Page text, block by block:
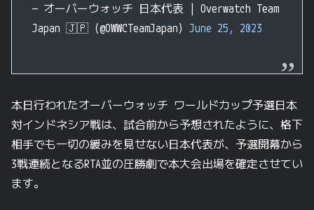
— オーバーウォッチ 日本代表 | Overwatch Team
Japan 🇯🇵 (@OWWCTeamJapan) June 25, 2023
本日行われたオーバーウォッチ ワールドカップ予選日本
対インドネシア戦は、試合前から予想されたように、格下
相手でも一切の緩みを見せない日本代表が、予選開幕から
3戦連続となるRTA並の圧勝劇で本大会出場を確定させてい
ます。